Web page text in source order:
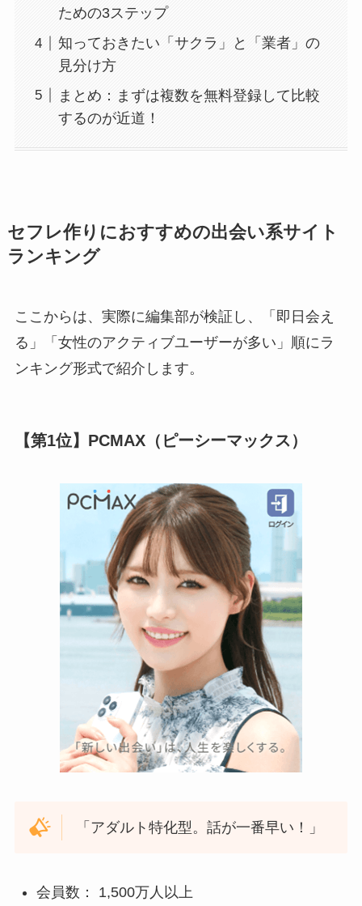
ための3ステップ
知っておきたい「サクラ」と「業者」の
見分け方
まとめ：まずは複数を無料登録して比較
するのが近道！
セフレ作りにおすすめの出会い系サイト
ランキング
ここからは、実際に編集部が検証し、「即日会え
る」「女性のアクティブユーザーが多い」順にラ
ンキング形式で紹介します。
【第1位】PCMAX（ピーシーマックス）
「アダルト特化型。話が一番早い！」
会員数： 1,500万人以上